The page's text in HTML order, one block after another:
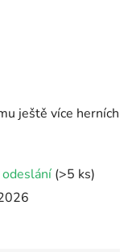
ještě více herních
(>5 ks)